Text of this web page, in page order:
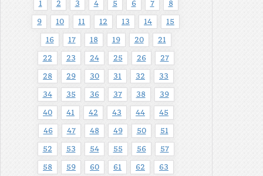
1
2 3 4 5 6 7 8
9 10 11 12 13 14 15
16 17 18 19 20 21
22 23 24 25 26 27
28 29 30 31 32 33
34 35 36 37 38 39
40 41 42 43 44 45
46 47 48 49 50 51
52 53 54 55 56 57
58 59 60 61 62 63